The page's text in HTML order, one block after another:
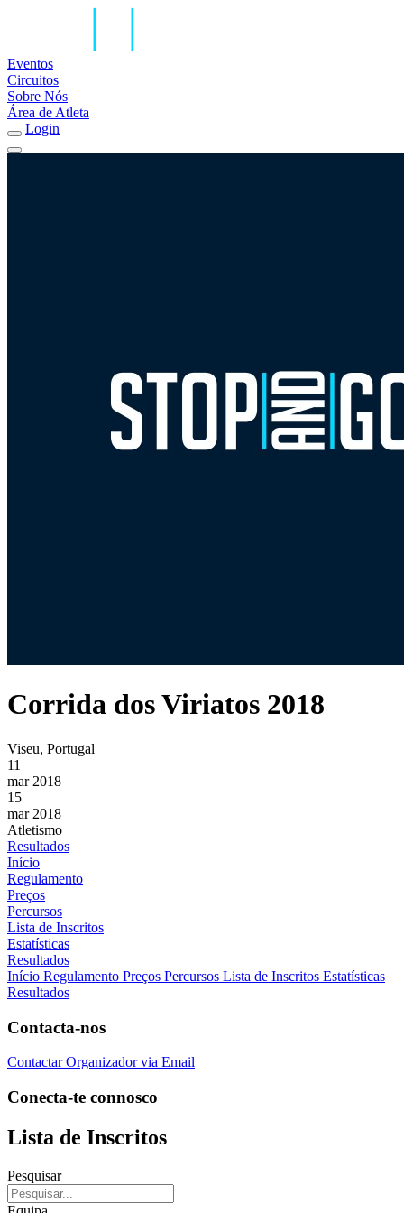
Eventos
Circuitos
Sobre Nós
Área de Atleta
Login
Corrida dos Viriatos 2018
Viseu, Portugal
11
mar 2018
15
mar 2018
Atletismo
Resultados
Início
Regulamento
Preços
Percursos
Lista de Inscritos
Estatísticas
Resultados
Início Regulamento Preços Percursos Lista de Inscritos Estatísticas
Resultados
Contacta-nos
Contactar Organizador via Email
Conecta-te connosco
Lista de Inscritos
Pesquisar